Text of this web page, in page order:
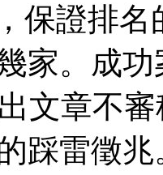
保證排
家。成
文章不
踩雷徵